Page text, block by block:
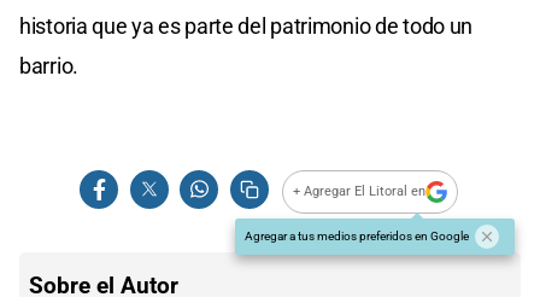
historia que ya es parte del patrimonio de todo un
barrio.
+ Agregar El Litoral en
Agregar a tus medios preferidos en Google
Sobre el Autor